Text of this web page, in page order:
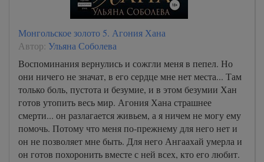
Монгольское золото 5. Агония Хана
Автор: Ульяна Соболева
Воспоминания вернулись и сожгли меня в пепел. Но
они ничего не значат, в его сердце мне нет места... Там
только боль, пустота и безумие, и в этом безумии Хан
готов утопить весь мир. Агония Хана страшнее
смерти... он разлагается живьем, а я ничем не могу ему
помочь. Потому что меня по-прежнему для него нет и
он не позволяет мне быть. Для него Ангаахай умерла и
он готов похоронить вместе с ней всех, кто его любит.